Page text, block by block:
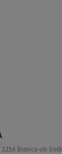
3256 Bistrica ob Sotli